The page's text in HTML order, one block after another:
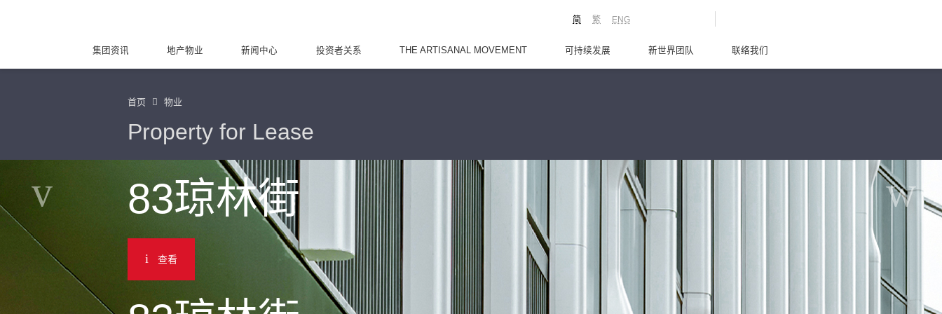
ENG
繁
简
集团资讯 地产物业 新闻中心 投资者关系 THE ARTISANAL MOVEMENT 可持续发展 新世界团队 联络我们
首页 物业
Property for Lease
83琼林街
查看